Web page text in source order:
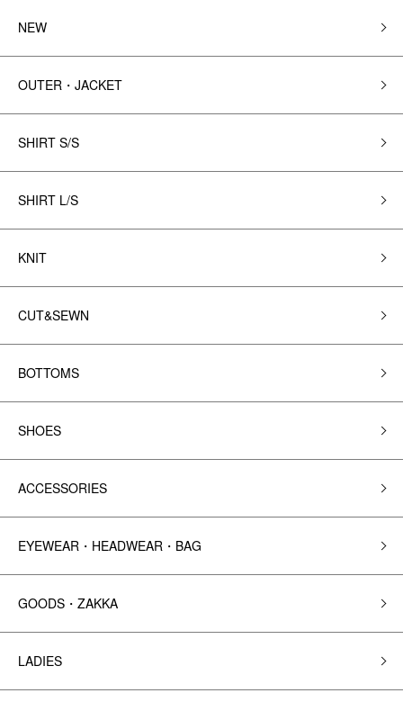
NEW
OUTER・JACKET
SHIRT S/S
SHIRT L/S
KNIT
CUT&SEWN
BOTTOMS
SHOES
ACCESSORIES
EYEWEAR・HEADWEAR・BAG
GOODS・ZAKKA
LADIES